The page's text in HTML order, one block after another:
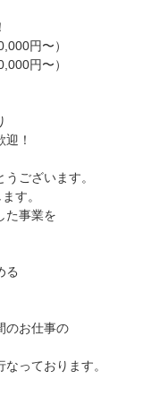
円〜）
円〜）
！
ございます。
す。
た事業を
る
のお仕事の
っております。